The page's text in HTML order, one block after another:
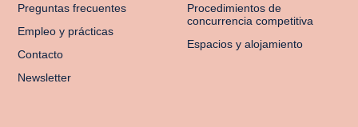
Preguntas frecuentes
Empleo y prácticas
Contacto
Newsletter
Procedimientos de
concurrencia competitiva
Espacios y alojamiento